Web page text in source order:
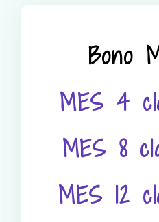
Bono
MES 4
MES 8
MES 12